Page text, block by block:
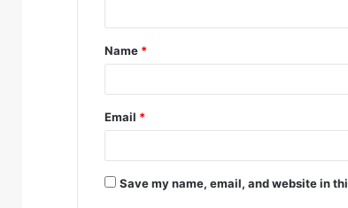
t
*
Name *
Email *
Save my name, email, and website in